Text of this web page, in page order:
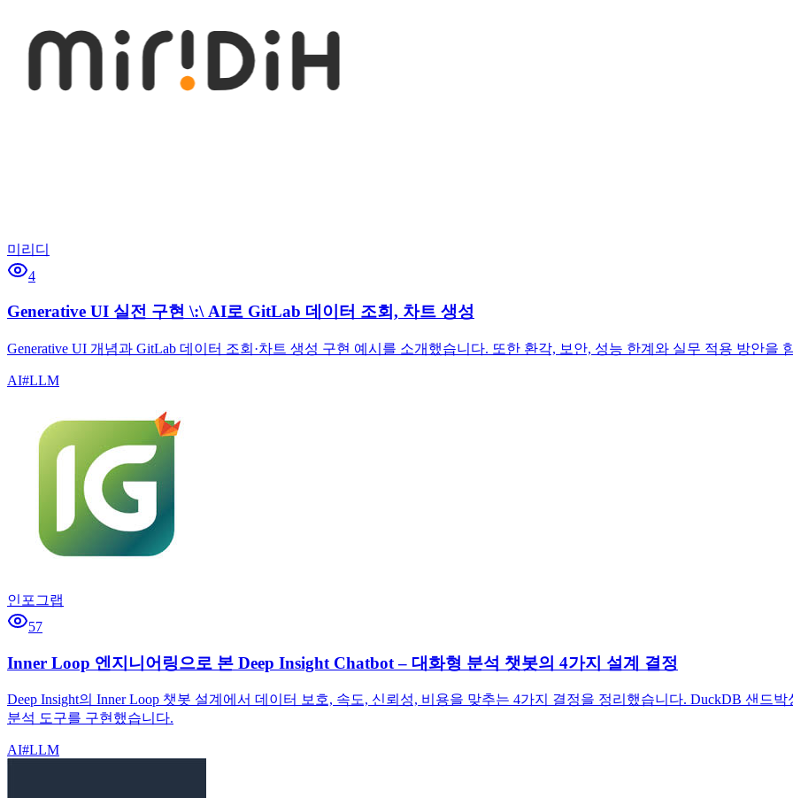
미리디
4
Generative UI 실전 구현 \:\ AI로 GitLab 데이터 조회, 차트 생성
Generative UI 개념과 GitLab 데이터 조회·차트 생성 구현 예시를 소개했습니다. 또한 환각, 보안, 성능 한계와 실무 적용 방안을
AI#LLM
인포그랩
57
Inner Loop 엔지니어링으로 본 Deep Insight Chatbot – 대화형 분석 챗봇의 4가지 설계 결정
Deep Insight의 Inner Loop 챗봇 설계에서 데이터 보호, 속도, 신뢰성, 비용을 맞추는 4가지 결정을 정리했습니다. DuckDB 샌드
분석 도구를 구현했습니다.
AI#LLM